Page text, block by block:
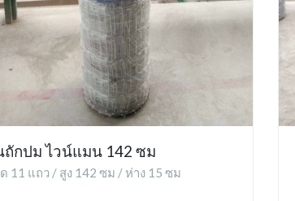
ถักปม ไวน์แมน 142 ซม
11 แถว / สูง 142 ซม / ห่าง 15 ซม